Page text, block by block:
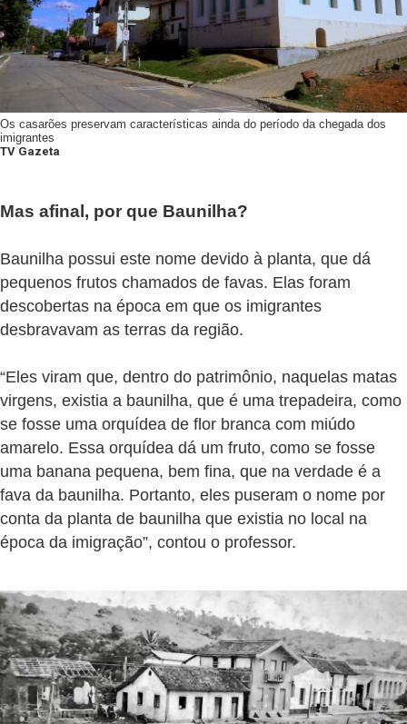
Os casarões preservam características ainda do período da chegada dos
imigrantes
TV Gazeta
Mas afinal, por que Baunilha?
Baunilha possui este nome devido à planta, que dá
pequenos frutos chamados de favas. Elas foram
descobertas na época em que os imigrantes
desbravavam as terras da região.
“Eles viram que, dentro do patrimônio, naquelas matas
virgens, existia a baunilha, que é uma trepadeira, como
se fosse uma orquídea de flor branca com miúdo
amarelo. Essa orquídea dá um fruto, como se fosse
uma banana pequena, bem fina, que na verdade é a
fava da baunilha. Portanto, eles puseram o nome por
conta da planta de baunilha que existia no local na
época da imigração”, contou o professor.